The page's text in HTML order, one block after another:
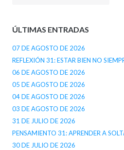
ÚLTIMAS ENTRADAS
07 DE AGOSTO DE 2026
REFLEXIÓN 31: ESTAR BIEN NO
06 DE AGOSTO DE 2026
05 DE AGOSTO DE 2026
04 DE AGOSTO DE 2026
03 DE AGOSTO DE 2026
31 DE JULIO DE 2026
PENSAMIENTO 31: APRENDER A
30 DE JULIO DE 2026